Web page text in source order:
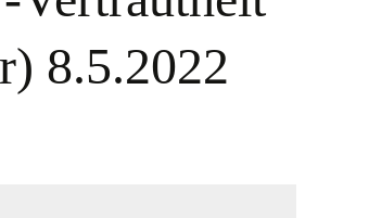
Überzeugungen
8.5.2022